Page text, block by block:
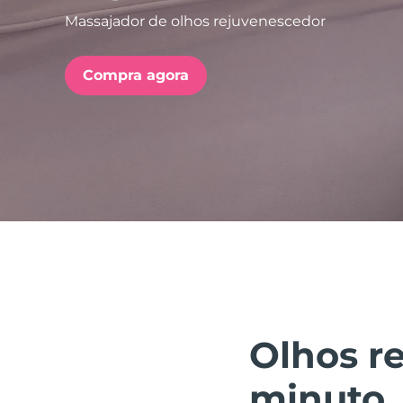
Massajador de olhos rejuvenescedor
Compra agora
Olhos
issa™ Teeth Whitening Set
POPULAR